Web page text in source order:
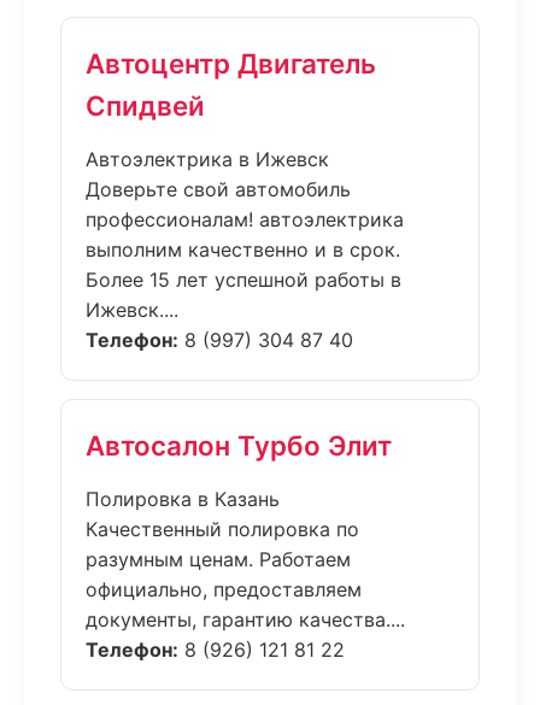
Автоцентр Двигатель
Спидвей
Автоэлектрика в Ижевск
Доверьте свой автомобиль
профессионалам! автоэлектрика
выполним качественно и в срок.
Более 15 лет успешной работы в
Ижевск....
Телефон: 8 (997) 304 87 40
Автосалон Турбо Элит
Полировка в Казань
Качественный полировка по
разумным ценам. Работаем
официально, предоставляем
документы, гарантию качества....
Телефон: 8 (926) 121 81 22